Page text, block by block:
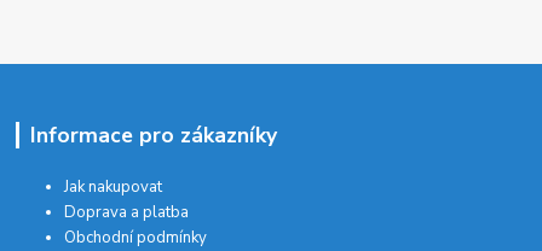
Informace pro zákazníky
Jak nakupovat
Doprava a platba
Obchodní podmínky